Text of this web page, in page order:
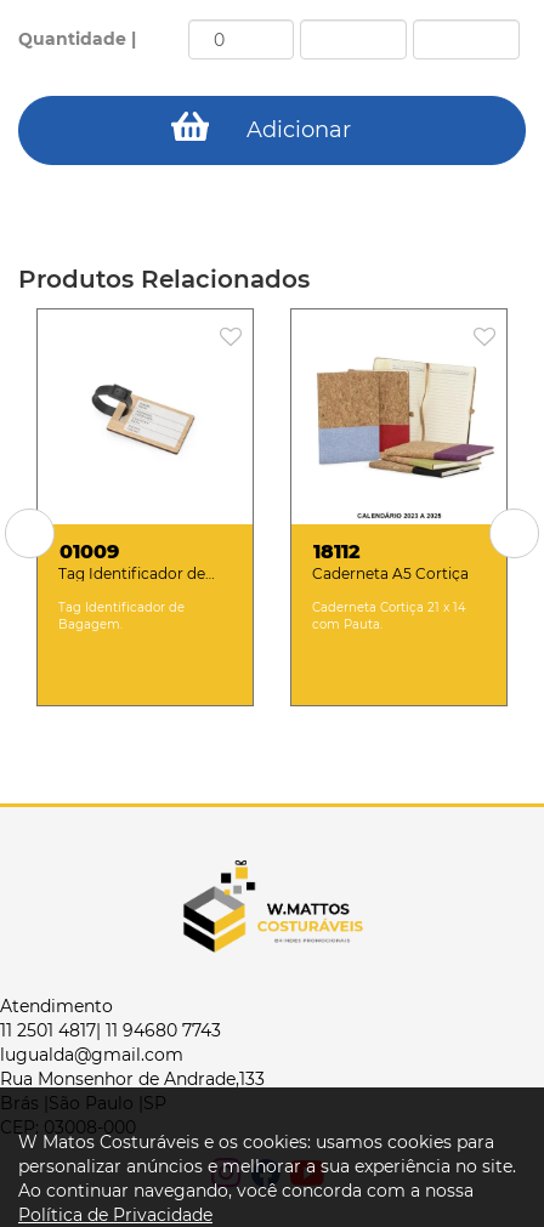
Quantidade |
Adicionar
Produtos Relacionados
01009
Tag Identificador de
Tag Identificador de
Bagagem.
18112
Caderneta A5 Cortiça
Caderneta Cortiça 21 x 14
com Pauta.
Atendimento
11 2501 4817| 11 94680 7743
lugualda@gmail.com
Rua Monsenhor de Andrade,133
Brás |São Paulo |SP
CEP: 03008-000
W Matos Costuráveis e os cookies: usamos cookies para
personalizar anúncios e melhorar a sua experiência no site.
Ao continuar navegando, você concorda com a nossa
Política de Privacidade